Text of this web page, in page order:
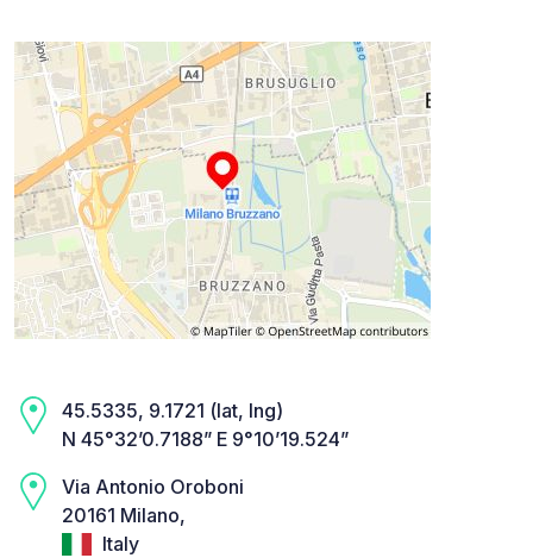
45.5335, 9.1721 (lat, lng)
N 45°32’0.7188” E 9°10’19.524”
Via Antonio Oroboni
20161 Milano,
Italy